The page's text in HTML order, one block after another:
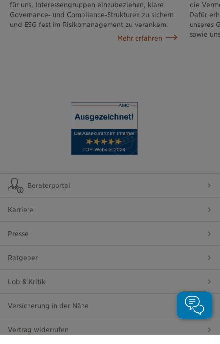
für uns, Interessengruppen einzubeziehen, klare
Governance‑ und Compliance‑Strukturen zu sichern
und ESG fest im Risikomanagement zu verankern.
Mehr erfahren
die
Dafür
unseres
sowie
Beraterportal
Karriere
Presse
Ratgeber
Lob & Kritik
Versicherung in der Nähe
Vertrag widerrufen